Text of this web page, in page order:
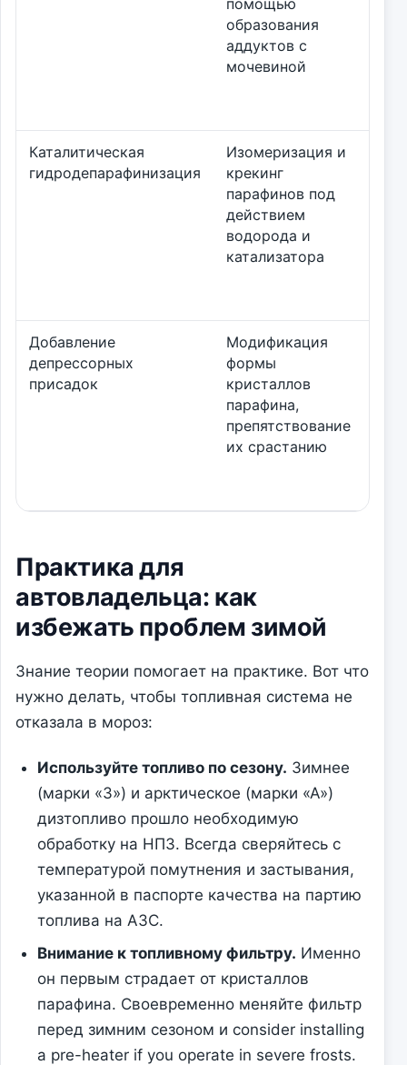
помощью
образования
аддуктов с
мочевиной
Каталитическая
гидродепарафинизация
Изомеризация и
крекинг
парафинов под
действием
водорода и
катализатора
Добавление
депрессорных
присадок
Модификация
формы
кристаллов
парафина,
препятствование
их срастанию
Практика для
автовладельца: как
избежать проблем зимой
Знание теории помогает на практике. Вот что
нужно делать, чтобы топливная система не
отказала в мороз:
Используйте топливо по сезону. Зимнее
(марки «З») и арктическое (марки «А»)
дизтопливо прошло необходимую
обработку на НПЗ. Всегда сверяйтесь с
температурой помутнения и застывания,
указанной в паспорте качества на партию
топлива на АЗС.
Внимание к топливному фильтру. Именно
он первым страдает от кристаллов
парафина. Своевременно меняйте фильтр
перед зимним сезоном и consider installing
a pre-heater if you operate in severe frosts.